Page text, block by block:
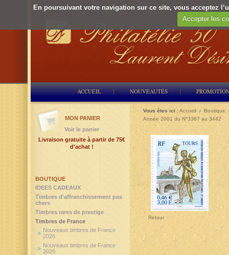
En poursuivant votre navigation sur ce site, vous acceptez
Accepter les
ACCUEIL NOUVEAUTÉS
Vous êtes ici :Accueil / Boutique
Année 2001 du N°3367 au 3442
Retour
BOUTIQUE
IDEES CADEAUX
Timbres d'affranchissement pas
chers
Timbres rares de prestige
Timbres de France
Nouveaux timbres de France
2026
Nouveaux timbres de France
2025
MON PANIER
Voir le panier
Livraison gratuite à partir de 75€
d'achat !